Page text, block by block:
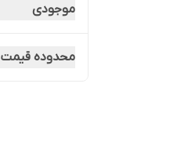
موجودی
محدوده قیمت